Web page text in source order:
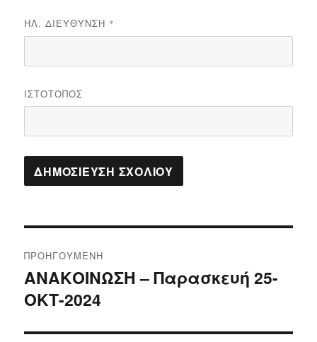
ΗΛ. ΔΙΕΎΘΥΝΣΗ *
ΙΣΤΌΤΟΠΟΣ
άρθρων
ΠΡΟΗΓΟΎΜΕΝΗ
Προηγούμενο
άρθρο:
ΑΝΑΚΟΙΝΩΣΗ – Παρασκευή 25-
ΟΚΤ-2024